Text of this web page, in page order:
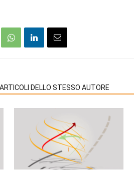
DELLO STESSO AUTORE